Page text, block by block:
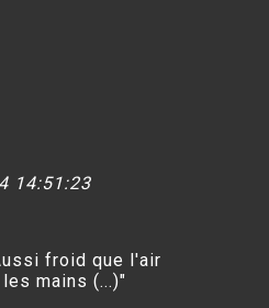
14:51:23
froid que l'air
mains (...)"